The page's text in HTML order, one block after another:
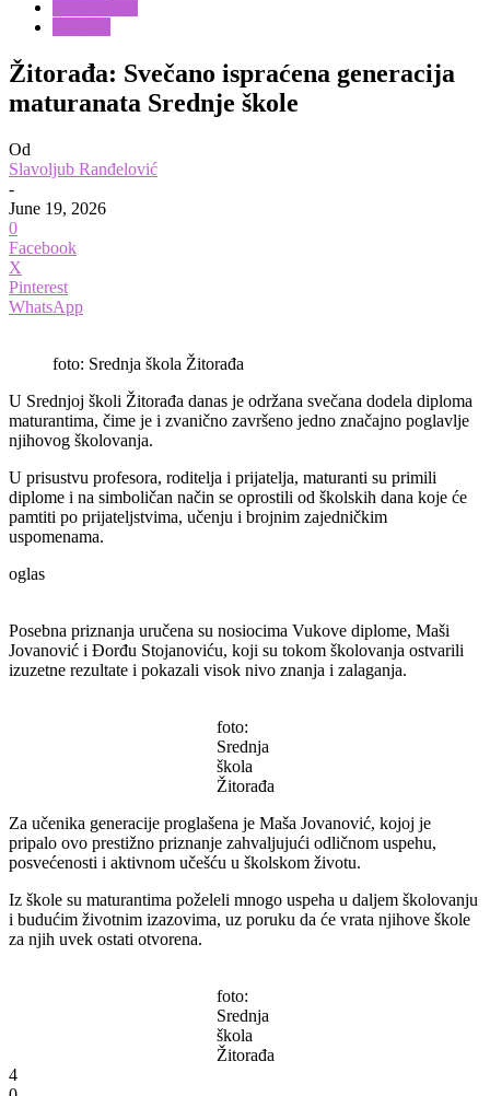
Žitorađa: Svečano ispraćena generacija
maturanata Srednje škole
Od
Slavoljub Ranđelović
-
June 19, 2026
0
Facebook
X
Pinterest
WhatsApp
foto: Srednja škola Žitorađa
U Srednjoj školi Žitorađa danas je održana svečana dodela diploma
maturantima, čime je i zvanično završeno jedno značajno poglavlje
njihovog školovanja.
U prisustvu profesora, roditelja i prijatelja, maturanti su primili
diplome i na simboličan način se oprostili od školskih dana koje će
pamtiti po prijateljstvima, učenju i brojnim zajedničkim
uspomenama.
oglas
Posebna priznanja uručena su nosiocima Vukove diplome, Maši
Jovanović i Đorđu Stojanoviću, koji su tokom školovanja ostvarili
izuzetne rezultate i pokazali visok nivo znanja i zalaganja.
foto:
Srednja
škola
Žitorađa
Za učenika generacije proglašena je Maša Jovanović, kojoj je
pripalo ovo prestižno priznanje zahvaljujući odličnom uspehu,
posvećenosti i aktivnom učešću u školskom životu.
Iz škole su maturantima poželeli mnogo uspeha u daljem školovanju
i budućim životnim izazovima, uz poruku da će vrata njihove škole
za njih uvek ostati otvorena.
foto:
Srednja
škola
Žitorađa
4